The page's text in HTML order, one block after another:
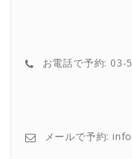
お電話で予約: 03-
メールで予約: